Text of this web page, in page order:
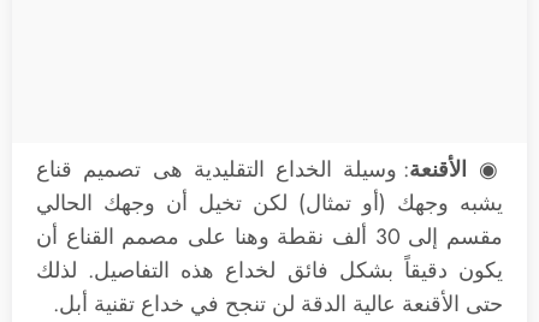
◉ الأقنعة: وسيلة الخداع التقليدية هى تصميم قناع
يشبه وجهك (أو تمثال) لكن تخيل أن وجهك الحالي
مقسم إلى 30 ألف نقطة وهنا على مصمم القناع أن
يكون دقيقاً بشكل فائق لخداع هذه التفاصيل. لذلك
حتى الأقنعة عالية الدقة لن تنجح في خداع تقنية أبل.